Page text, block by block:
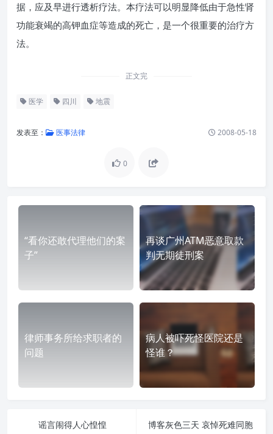
据，应及早进行透析疗法。本疗法可以明显降低由于急性肾
功能衰竭的高钾血症等造成的死亡，是一个很重要的治疗方
法。
正文完
医学 四川 地震
发表至： 医事法律 2008-05-18
0
“看你还敢代理他们的案
子”
再谈广州ATM恶意取款
判无期徒刑案
律师事务所给求职者的
问题
病人被吓死怪医院还是
怪谁？
谣言闹得人心惶惶
博客灰色三天 哀悼死难同胞